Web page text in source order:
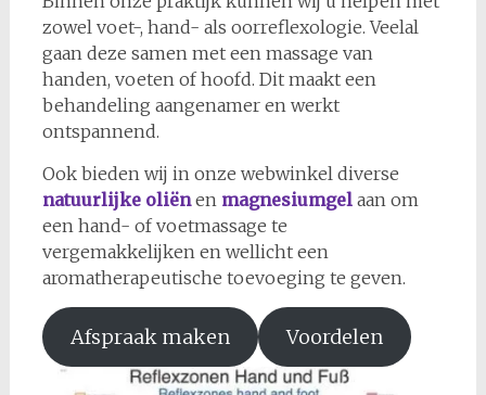
zowel voet-, hand- als oorreflexologie. Veelal
gaan deze samen met een massage van
handen, voeten of hoofd. Dit maakt een
behandeling aangenamer en werkt
ontspannend.
Ook bieden wij in onze webwinkel diverse
natuurlijke oliënen magnesiumgel aan om
een hand- of voetmassage te
vergemakkelijken en wellicht een
aromatherapeutische toevoeging te geven.
Afspraak maken Voordelen